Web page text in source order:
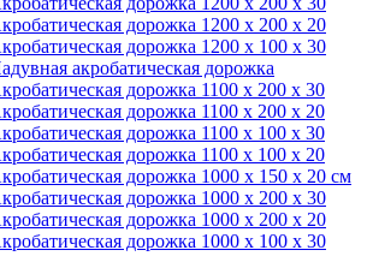
дорожка 1200 x 200 x 20
дорожка 1200 x 100 x 30
акробатическая дорожка
дорожка 1100 x 200 x 30
дорожка 1100 x 200 x 20
дорожка 1100 x 100 x 30
дорожка 1100 x 100 x 20
дорожка 1000 x 150 x 20 см
дорожка 1000 x 200 x 30
дорожка 1000 x 200 x 20
дорожка 1000 x 100 x 30